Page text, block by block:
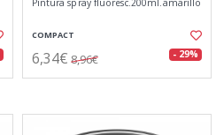
Pintura spray fluoresc.200ml.amarillo
COMPACT
6,34€ 8,96€ - 29%